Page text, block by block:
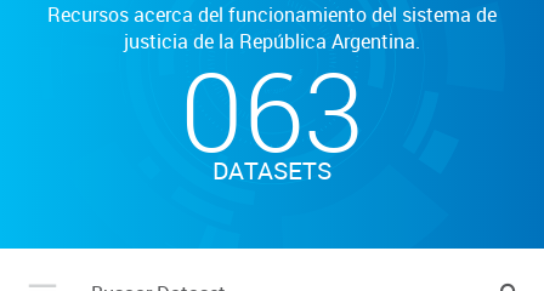
Recursos acerca del funcionamiento del sistema de
justicia de la República Argentina.
063
DATASETS